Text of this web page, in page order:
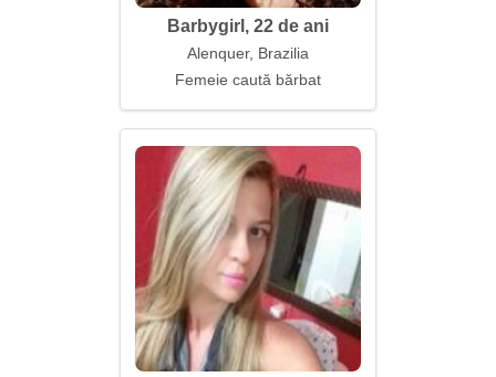
Barbygirl, 22 de ani
Alenquer, Brazilia
Femeie caută bărbat